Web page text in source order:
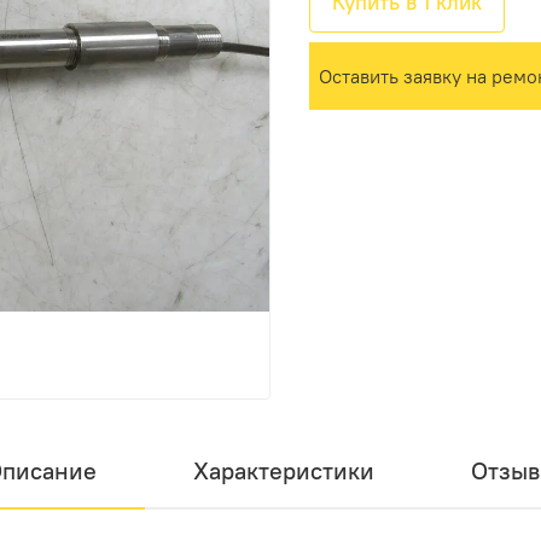
Оставить заявку на
Характеристики